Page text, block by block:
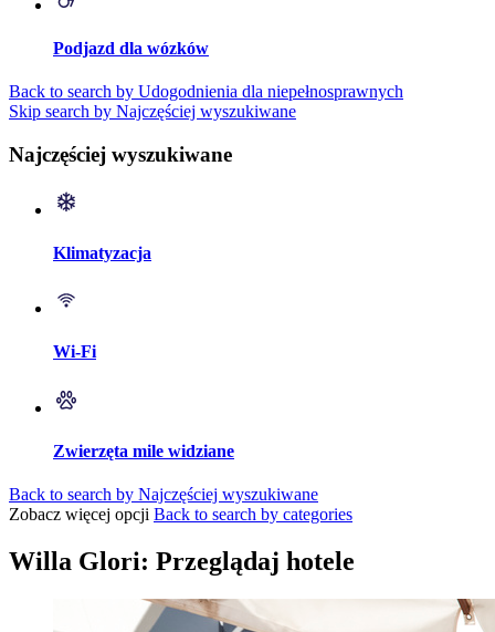
Podjazd dla wózków
Back to search by Udogodnienia dla niepełnosprawnych
Skip search by Najczęściej wyszukiwane
Najczęściej wyszukiwane
Klimatyzacja
Wi-Fi
Zwierzęta mile widziane
Back to search by Najczęściej wyszukiwane
Zobacz więcej opcji Back to search by categories
Willa Glori: Przeglądaj hotele